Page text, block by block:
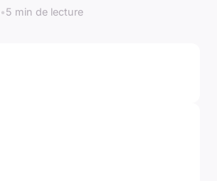
•5 min de lecture